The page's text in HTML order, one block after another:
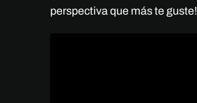
perspectiva que más te guste!